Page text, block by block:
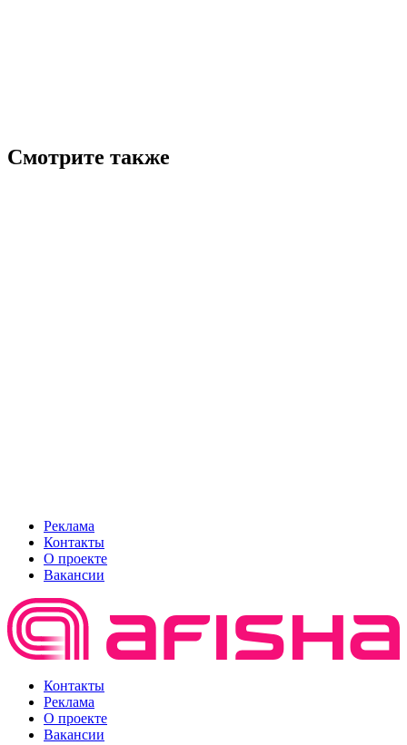
Смотрите также
Реклама
Контакты
О проекте
Вакансии
Контакты
Реклама
О проекте
Вакансии